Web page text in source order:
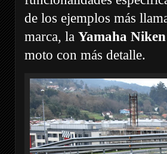
de los ejemplos más
marca, la Yamaha
moto con más detalle.